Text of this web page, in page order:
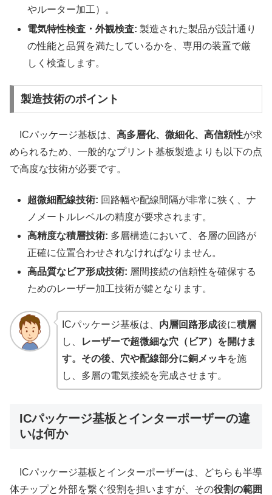
やルーター加工）。
電気特性検査・外観検査: 製造された製品が設計通り
の性能と品質を満たしているかを、専用の装置で厳
しく検査します。
製造技術のポイント
ICパッケージ基板は、 高多層化、微細化、高信頼性が求
められるため、一般的なプリント基板製造よりも以下の点
で高度な技術が必要です。
超微細配線技術: 回路幅や配線間隔が非常に狭く、ナ
ノメートルレベルの精度が要求されます。
高精度な積層技術: 多層構造において、各層の回路が
正確に位置合わせされなければなりません。
高品質なビア形成技術: 層間接続の信頼性を確保する
ためのレーザー加工技術が鍵となります。
ICパッケージ基板は、 内層回路形成後に積層
し、
レーザーで超微細な穴（ビア）を開けま
す。その後、穴や配線部分に銅メッキを施
し、多層の電気接続を完成させます。
ICパッケージ基板とインターポーザーの違
いは何か
ICパッケージ基板とインターポーザーは、どちらも半導
体チップと外部を繋ぐ役割を担いますが、その役割の範囲